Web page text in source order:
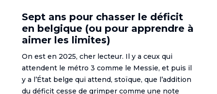
Sept ans pour chasser le déficit
en belgique (ou pour apprendre à
aimer les limites)
On est en 2025, cher lecteur. Il y a ceux qui
attendent le métro 3 comme le Messie, et puis il
y a l’État belge qui attend, stoïque, que l’addition
du déficit cesse de grimper comme une note